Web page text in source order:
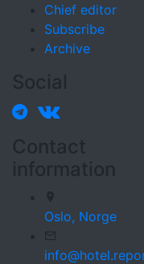
Chief editor
Subscribe
Archive
Social
Contact
information
Oslo, Norge